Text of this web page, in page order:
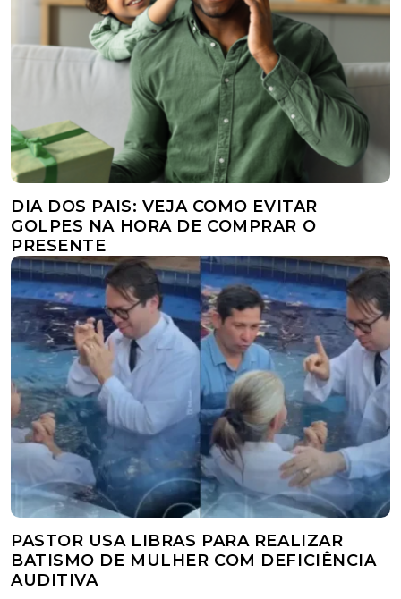
DIA DOS PAIS: VEJA COMO EVITAR
GOLPES NA HORA DE COMPRAR O
PRESENTE
PASTOR USA LIBRAS PARA REALIZAR
BATISMO DE MULHER COM DEFICIÊNCIA
AUDITIVA